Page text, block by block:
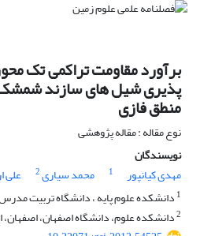
برآورد مقاومت تراکمی تک
پذیری شیل های سازند شمشک
منطق فازی
نوع مقاله : مقاله پژوهشی
نویسندگان
مهدی کیانپور
1 محمد سیاری2 علی
1 دانشکده علوم پایه ، دانشگاه تربیت
2دانشکده علوم، دانشگاه اصفهان، اصفهان،